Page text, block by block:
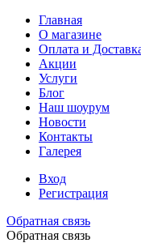
Главная
О магазине
Оплата и
Акции
Услуги
Блог
Наш шоурум
Новости
Контакты
Галерея
Вход
Регистрация
Обратная связь
Обратная связь